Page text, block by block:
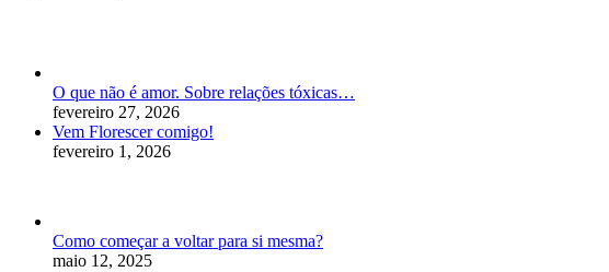
O que não é amor. Sobre relações tóxicas…
fevereiro 27, 2026
Vem Florescer comigo!
fevereiro 1, 2026
Como começar a voltar para si mesma?
maio 12, 2025